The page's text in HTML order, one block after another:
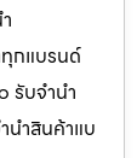
กแบรนด์
รับจำนำ
นำสินค้าแบ